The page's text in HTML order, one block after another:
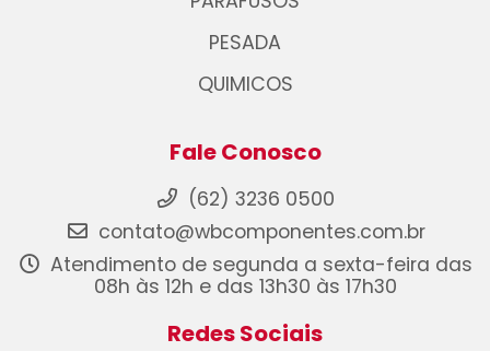
PESADA
QUIMICOS
Fale Conosco
(62) 3236 0500
contato@wbcomponentes.com.br
Atendimento de segunda a sexta-feira das
08h às 12h e das 13h30 às 17h30
Redes Sociais